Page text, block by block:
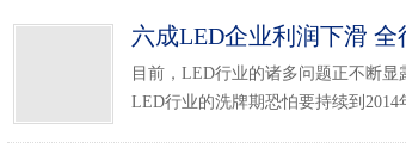
六成LED企业利润下滑
目前，LED行业的诸多问题正不断
LED行业的洗牌期恐怕要持续到2014